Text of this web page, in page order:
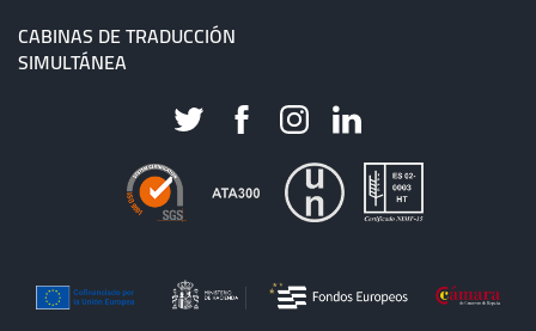
CABINAS DE TRADUCCIÓN
SIMULTÁNEA